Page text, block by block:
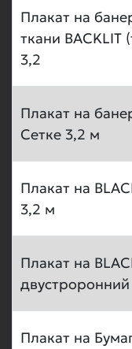
Плакат на
ткани BACKLIT
3,2
Плакат на
Сетке 3,2 м
Плакат на
3,2 м
Плакат на
двустроронний
Плакат на